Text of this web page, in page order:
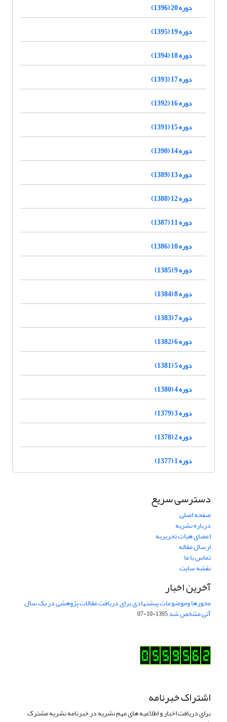
دوره 20 (1396)
دوره 19 (1395)
دوره 18 (1394)
دوره 17 (1393)
دوره 16 (1392)
دوره 15 (1391)
دوره 14 (1390)
دوره 13 (1389)
دوره 12 (1388)
دوره 11 (1387)
دوره 10 (1386)
دوره 9 (1385)
دوره 8 (1384)
دوره 7 (1383)
دوره 6 (1382)
دوره 5 (1381)
دوره 4 (1380)
دوره 3 (1379)
دوره 2 (1378)
دوره 1 (1377)
دسترسی سریع
صفحه اصلی
درباره نشریه
اعضای هیات تحریریه
ارسال مقاله
تماس با ما
نقشه سایت
آخرین اخبار
محورها وموضوعات پیشنهادی برای دریافت مقالات پژوهشی در یک سال
آتی مشخص شد1395-10-07
اشتراک خبرنامه
برای دریافت اخبار و اطلاعیه های مهم نشریه در خبرنامه نشریه مشترک